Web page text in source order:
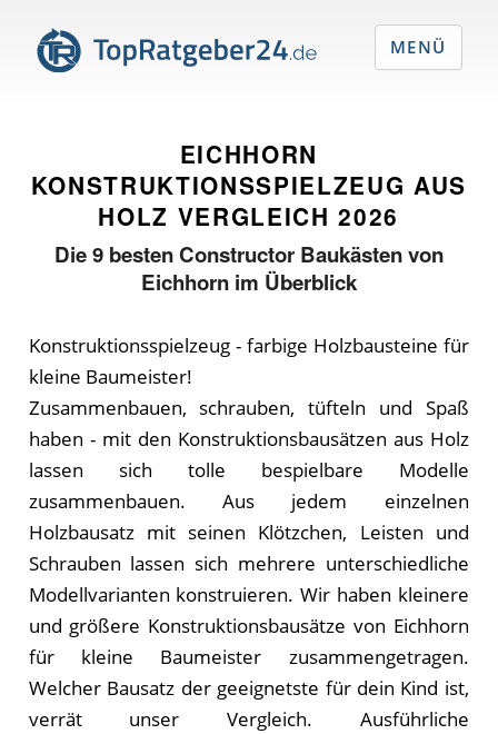
EICHHORN
KONSTRUKTIONSSPIELZEUG AUS
HOLZ VERGLEICH 2026
Die9 besten Constructor Baukästen von
Eichhorn im Überblick
Konstruktionsspielzeug - farbige Holzbausteine für
kleine Baumeister!
Zusammenbauen, schrauben, tüfteln und Spaß
haben - mit den Konstruktionsbausätzen aus Holz
lassen sich tolle bespielbare Modelle
zusammenbauen. Aus jedem einzelnen
Holzbausatz mit seinen Klötzchen, Leisten und
Schrauben lassen sich mehrere unterschiedliche
Modellvarianten konstruieren. Wir haben kleinere
und größere Konstruktionsbausätze von Eichhorn
für kleine Baumeister zusammengetragen.
Welcher Bausatz der geeignetste für dein Kind ist,
verrät unser Vergleich. Ausführliche
MENÜ